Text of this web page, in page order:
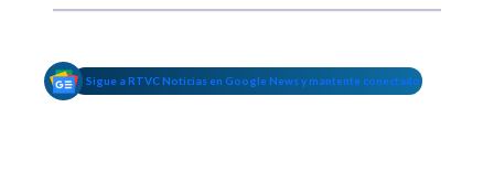
Sigue a RTVC Noticias en Google News y mantente conectado